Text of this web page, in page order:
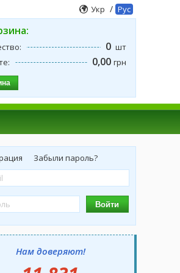
Укр / Рус
0 шт
0,00 грн
Забыли пароль?
Войти
Нам доверяют!